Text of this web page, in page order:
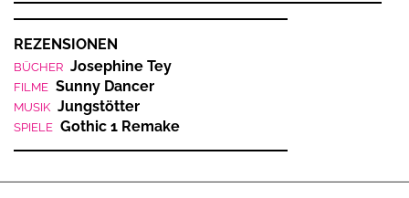
REZENSIONEN
BÜCHER Josephine Tey
FILME Sunny Dancer
MUSIK Jungstötter
SPIELE Gothic 1 Remake